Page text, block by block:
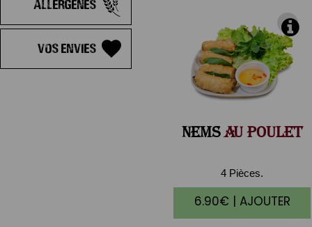
Allergènes
Vos Envies
NEMSAU POULET
4 Pièces.
6.90€ | AJOUTER